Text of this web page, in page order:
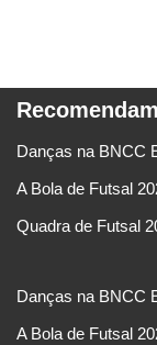
Danças na BNCC
A Bola de Futsal
Quadra de Futsal
Danças na BNCC
A Bola de Futsal